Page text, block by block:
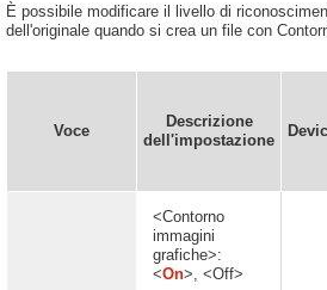
È possibile modificare il livello di
dell'originale quando si crea un file con
Voce
Descrizione
dell'impostazione
<Contorno
immagini
grafiche>:
<On>, <Off>